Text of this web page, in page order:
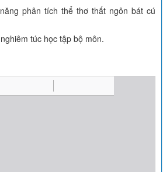
phân tích thể thơ thất ngôn bát cú
túc học tập bộ môn.